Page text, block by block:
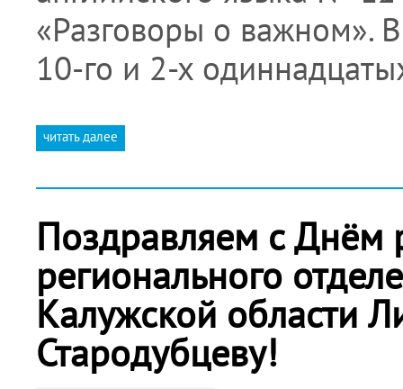
«Разговоры о важном».
10-го и 2-х
читать далее
Поздравляем с Днём
регионального
Калужской области
Стародубцеву!